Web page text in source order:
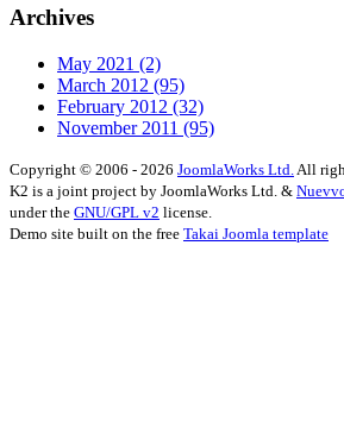
Archives
May 2021 (2)
March 2012 (95)
February 2012 (32)
November 2011 (95)
Copyright © 2006 - 2026 JoomlaWorks Ltd.All
K2 is a joint project by JoomlaWorks Ltd. &
under the GNU/GPL v2 license.
Demo site built on the free Takai Joomla template